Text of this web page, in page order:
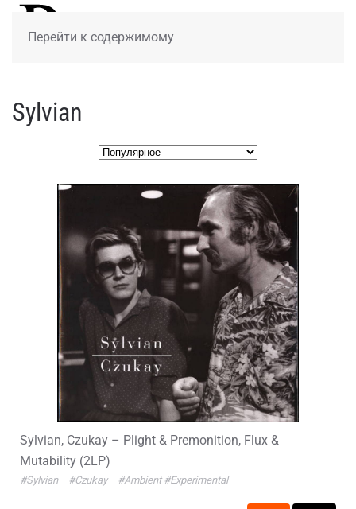
Перейти к содержимому
Sylvian
Sylvian, Czukay – Plight & Premonition, Flux &
Mutability (2LP)
#Sylvian #Czukay #Ambient #Experimental